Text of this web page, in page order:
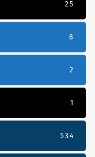
25
8
2
1
534